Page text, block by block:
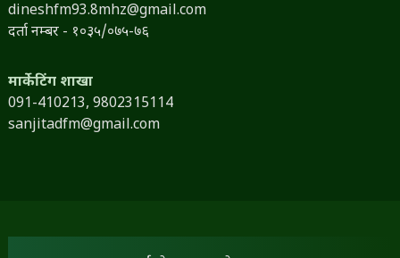
dineshfm93.8mhz@gmail.com
दर्ता नम्बर - १०३५/०७५-७६
मार्केटिंग शाखा
091-410213, 9802315114
sanjitadfm@gmail.com